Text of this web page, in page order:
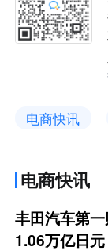
电商快讯
电商快讯
丰田汽车第
1.06万亿日